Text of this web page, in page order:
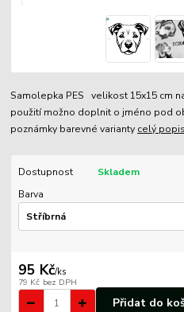
Samolepka PES velikost 15x15 cm
použití možno doplnit o jméno pod
poznámky barevné varianty celý popis
Dostupnost
Skladem
Barva
95 Kč/ks
79 Kč bez DPH
Přidat do